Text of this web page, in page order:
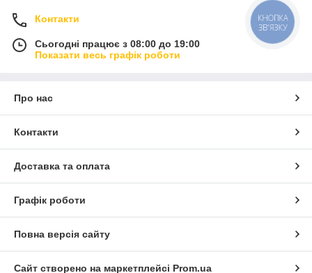
Контакти
Сьогодні працює з 08:00 до 19:00
Показати весь графік роботи
Про нас
Контакти
Доставка та оплата
Графік роботи
Повна версія сайту
Сайт створено на маркетплейсі Prom.ua
КНОПКА
ЗВ'ЯЗКУ